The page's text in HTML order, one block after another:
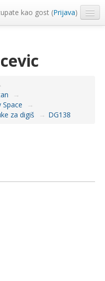
kao gost (Prijava)
→
→
za digiš → DG138